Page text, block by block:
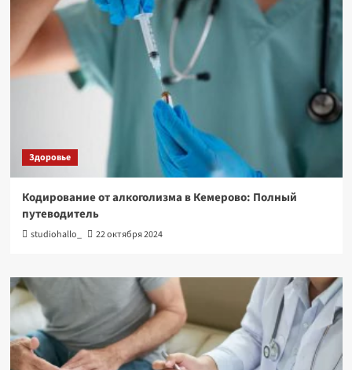
Здоровье
Кодирование от алкоголизма в Кемерово: Полный
путеводитель
studiohallo_ 22 октября 2024